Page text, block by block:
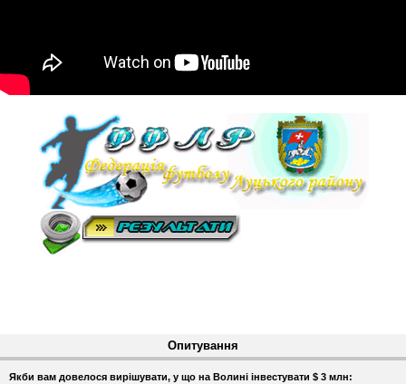
Опитування
Якби вам довелося вирішувати, у що на Волині інвестувати $ 3 млн: